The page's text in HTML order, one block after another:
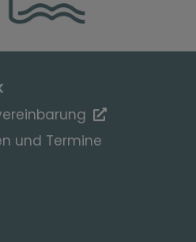
und Termine